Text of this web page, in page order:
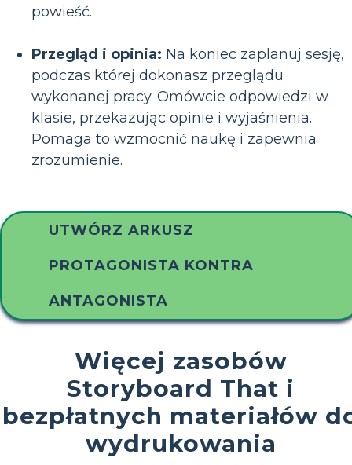
powieść.
Przegląd i opinia: Na koniec zaplanuj sesję,
podczas której dokonasz przeglądu
wykonanej pracy. Omówcie odpowiedzi w
klasie, przekazując opinie i wyjaśnienia.
Pomaga to wzmocnić naukę i zapewnia
zrozumienie.
UTWÓRZ ARKUSZ
PROTAGONISTA KONTRA
ANTAGONISTA
Więcej zasobów
Storyboard That i
bezpłatnych materiałów
wydrukowania